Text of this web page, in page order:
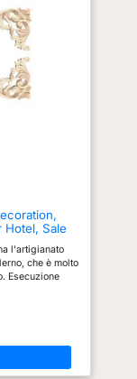
à votre bureau et
intérieurs, ainsi
espaces extérieurs
ou aux bords de
plantes artificielles
dans de
styles différents :
QUALITÉ : Les
en plastique de
et, selon l'espèce,
partie de la
est très solide et
forme longtemps.
DE LA LIVRAISON :
/ Hauteur :
/ Nombre de feuilles :
Hotel, Sale
l'artigianato
che è molto
Esecuzione
più squisito.
sale da tè, sale
abitazioni
4 pezzi da